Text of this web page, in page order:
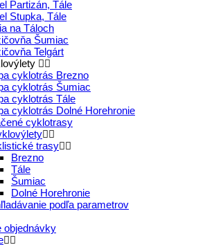
Partizán, Tále
Stupka, Tále
na Táloch
Šumiac
Telgárt
cyklotrás Brezno
cyklotrás Šumiac
cyklotrás Tále
cyklotrás Dolné Horehronie
cyklotrasy
trasy
Brezno
Tále
Šumiac
Dolné Horehronie
podľa parametrov
objednávky